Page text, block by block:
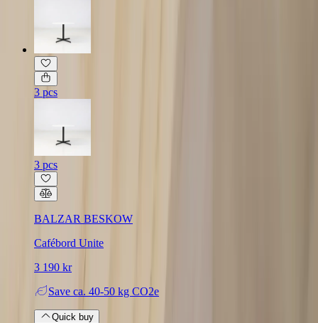
3 pcs
3 pcs
BALZAR BESKOW
Cafébord Unite
3 190 kr
Save ca. 40-50 kg CO2e
Quick buy